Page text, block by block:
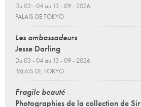
Du 03 - 04 au 13 - 09 - 2026
PALAIS DE TOKYO
Les ambassadeurs
Jesse Darling
Du 03 - 04 au 13 - 09 - 2026
PALAIS DE TOKYO
Fragile beauté
Photographies de la collection de